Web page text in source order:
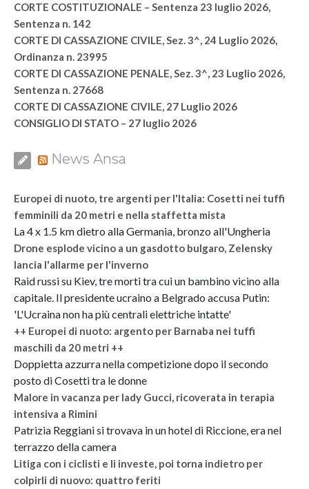
CORTE COSTITUZIONALE – Sentenza 23 luglio 2026,
Sentenza n. 142
CORTE DI CASSAZIONE CIVILE, Sez. 3^, 24 Luglio 2026,
Ordinanza n. 23995
CORTE DI CASSAZIONE PENALE, Sez. 3^, 23 Luglio 2026,
Sentenza n. 27668
CORTE DI CASSAZIONE CIVILE, 27 Luglio 2026
CONSIGLIO DI STATO – 27 luglio 2026
News Ansa
Europei di nuoto, tre argenti per l'Italia: Cosetti nei tuffi
femminili da 20 metri e nella staffetta mista
La 4 x 1.5 km dietro alla Germania, bronzo all'Ungheria
Drone esplode vicino a un gasdotto bulgaro, Zelensky
lancia l'allarme per l'inverno
Raid russi su Kiev, tre morti tra cui un bambino vicino alla
capitale. Il presidente ucraino a Belgrado accusa Putin:
'L'Ucraina non ha più centrali elettriche intatte'
++ Europei di nuoto: argento per Barnaba nei tuffi
maschili da 20 metri ++
Doppietta azzurra nella competizione dopo il secondo
posto di Cosetti tra le donne
Malore in vacanza per lady Gucci, ricoverata in terapia
intensiva a Rimini
Patrizia Reggiani si trovava in un hotel di Riccione, era nel
terrazzo della camera
Litiga con i ciclisti e li investe, poi torna indietro per
colpirli di nuovo: quattro feriti